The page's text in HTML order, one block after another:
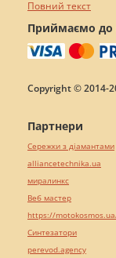
Повний текст
Приймаємо до
Copyright © 2014-
Партнери
Сережки з діамантами
alliancetechnika.ua
миралинкс
Веб мастер
https://
Синтезатори
perevod.agency